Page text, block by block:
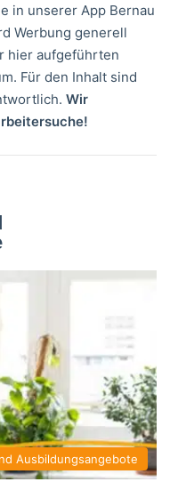
in unserer App Bernau
Werbung generell
hier aufgeführten
Für den Inhalt sind
Wir
Ausbildungsangebote